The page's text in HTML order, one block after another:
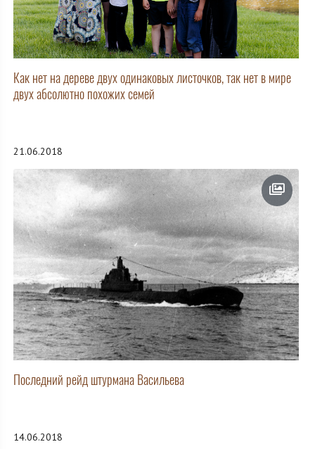
Как нет на дереве двух одинаковых листочков, так нет в мире
двух абсолютно похожих семей
21.06.2018
Последний рейд штурмана Васильева
14.06.2018